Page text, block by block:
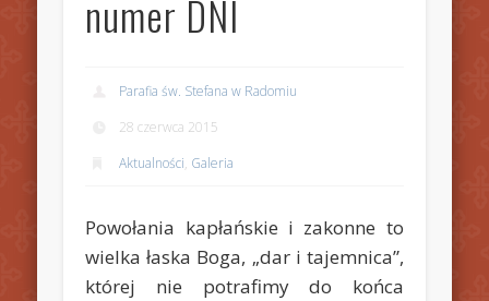
numer DNI
Parafia św. Stefana w Radomiu
28 czerwca 2015
Aktualności, Galeria
Powołania kapłańskie i zakonne to
wielka łaska Boga, „dar i tajemnica”,
której nie potrafimy do końca